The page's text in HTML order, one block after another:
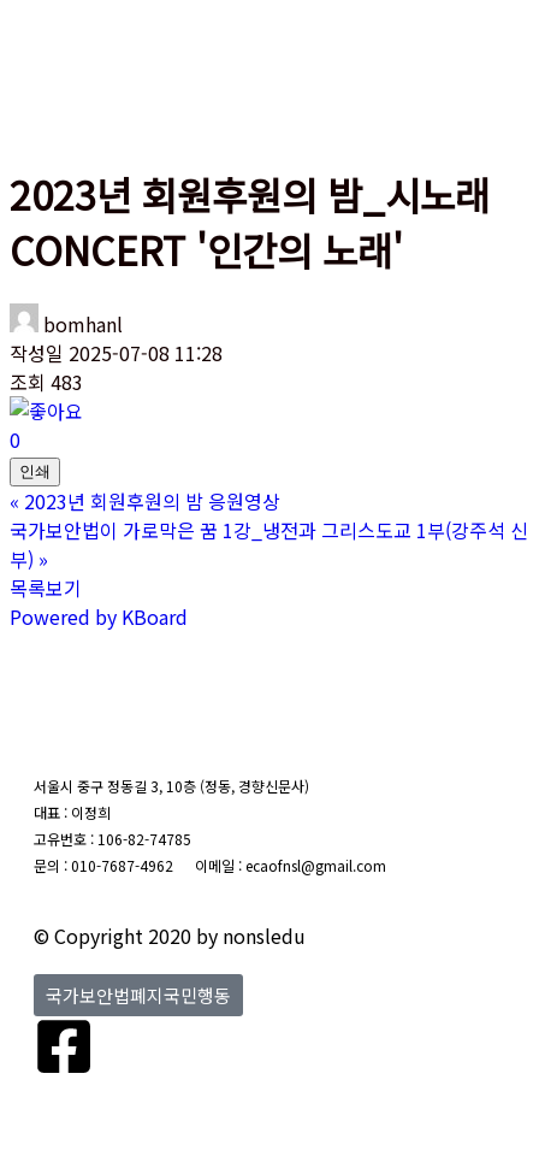
2023년 회원후원의 밤_시노래
CONCERT '인간의 노래'
bomhanl
작성일 2025-07-08 11:28
조회 483
0
인쇄
« 2023년 회원후원의 밤 응원영상
국가보안법이 가로막은 꿈 1강_냉전과 그리스도교 1부(강주석 신
부) »
목록보기
Powered by KBoard
서울시 중구 정동길 3, 10층 (정동, 경향신문사)
대표 : 이정희
고유번호 : 106-82-74785
문의 : 010-7687-4962 이메일 : ecaofnsl@gmail.com
© Copyright 2020 by nonsledu
국가보안법폐지국민행동